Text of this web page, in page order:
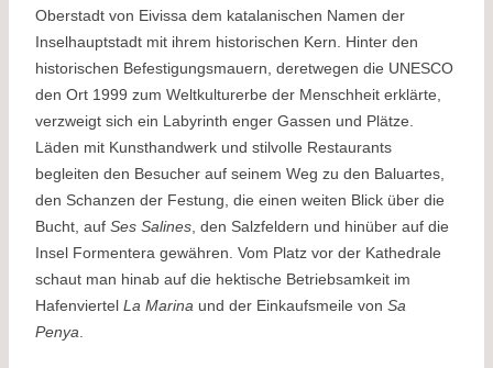
Oberstadt von Eivissa dem katalanischen Namen der
Inselhauptstadt mit ihrem historischen Kern. Hinter den
historischen Befestigungsmauern, deretwegen die UNESCO
den Ort 1999 zum Weltkulturerbe der Menschheit erklärte,
verzweigt sich ein Labyrinth enger Gassen und Plätze.
Läden mit Kunsthandwerk und stilvolle Restaurants
begleiten den Besucher auf seinem Weg zu den Baluartes,
den Schanzen der Festung, die einen weiten Blick über die
Bucht, auf Ses Salines , den Salzfeldern und hinüber auf die
Insel Formentera gewähren. Vom Platz vor der Kathedrale
schaut man hinab auf die hektische Betriebsamkeit im
Hafenviertel La Marina und der Einkaufsmeile von Sa
Penya